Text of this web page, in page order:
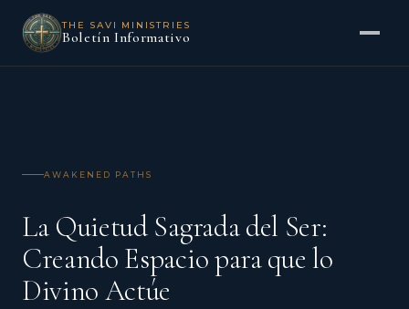
THE SAVI MINISTRIES
Boletín Informativo
AWAKENED PATHS
La Quietud Sagrada del Ser:
Creando Espacio para que lo
Divino Actúe